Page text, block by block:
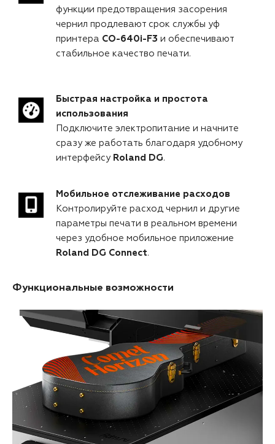
функции предотвращения засорения
чернил продлевают срок службы уф
принтера CO-640i-F3 и обеспечивают
стабильное качество печати.
Быстрая настройка и простота
использования
Подключите электропитание и начните
сразу же работать благодаря удобному
интерфейсу Roland DG.
Мобильное отслеживание расходов
Контролируйте расход чернил и другие
параметры печати в реальном времени
через удобное мобильное приложение
Roland DG Connect.
Функциональные возможности